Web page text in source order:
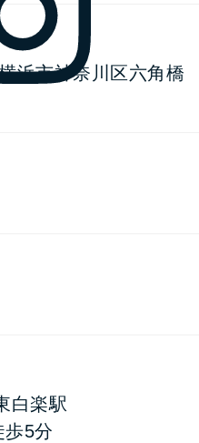
浜市神奈川区六角橋
白楽駅
歩5分